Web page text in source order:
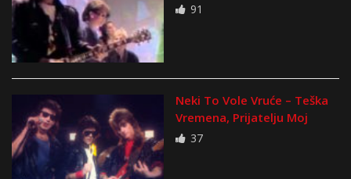
91
Neki To Vole Vruće – Teška
Vremena, Prijatelju Moj
37